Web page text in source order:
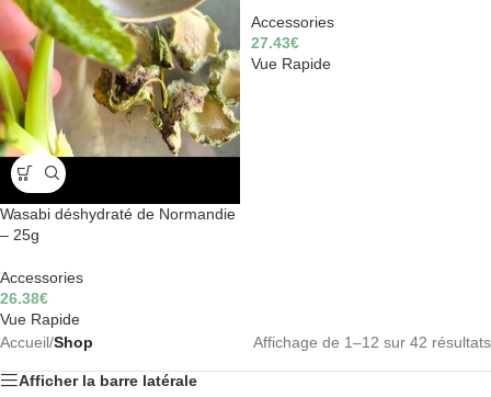
Wasabi déshydraté de Normandie
– 25g
Accessories
26.38€
Vue Rapide
Accessories
27.43€
Vue Rapide
Accueil/Shop Affichage de 1–12 sur 42 résultats
Afficher la barre latérale